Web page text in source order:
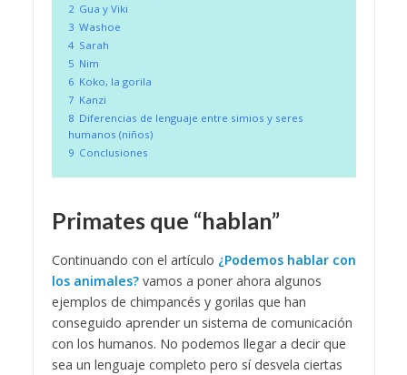
2 Gua y Viki
3 Washoe
4 Sarah
5 Nim
6 Koko, la gorila
7 Kanzi
8 Diferencias de lenguaje entre simios y seres
humanos (niños)
9 Conclusiones
Primates que “hablan”
Continuando con el artículo ¿Podemos hablar con
los animales? vamos a poner ahora algunos
ejemplos de chimpancés y gorilas que han
conseguido aprender un sistema de comunicación
con los humanos. No podemos llegar a decir que
sea un lenguaje completo pero sí desvela ciertas